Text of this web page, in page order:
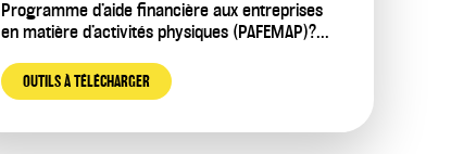
Programme d’aide financière aux entreprises
en matière d’activités physiques (PAFEMAP)?...
OUTILS À TÉLÉCHARGER